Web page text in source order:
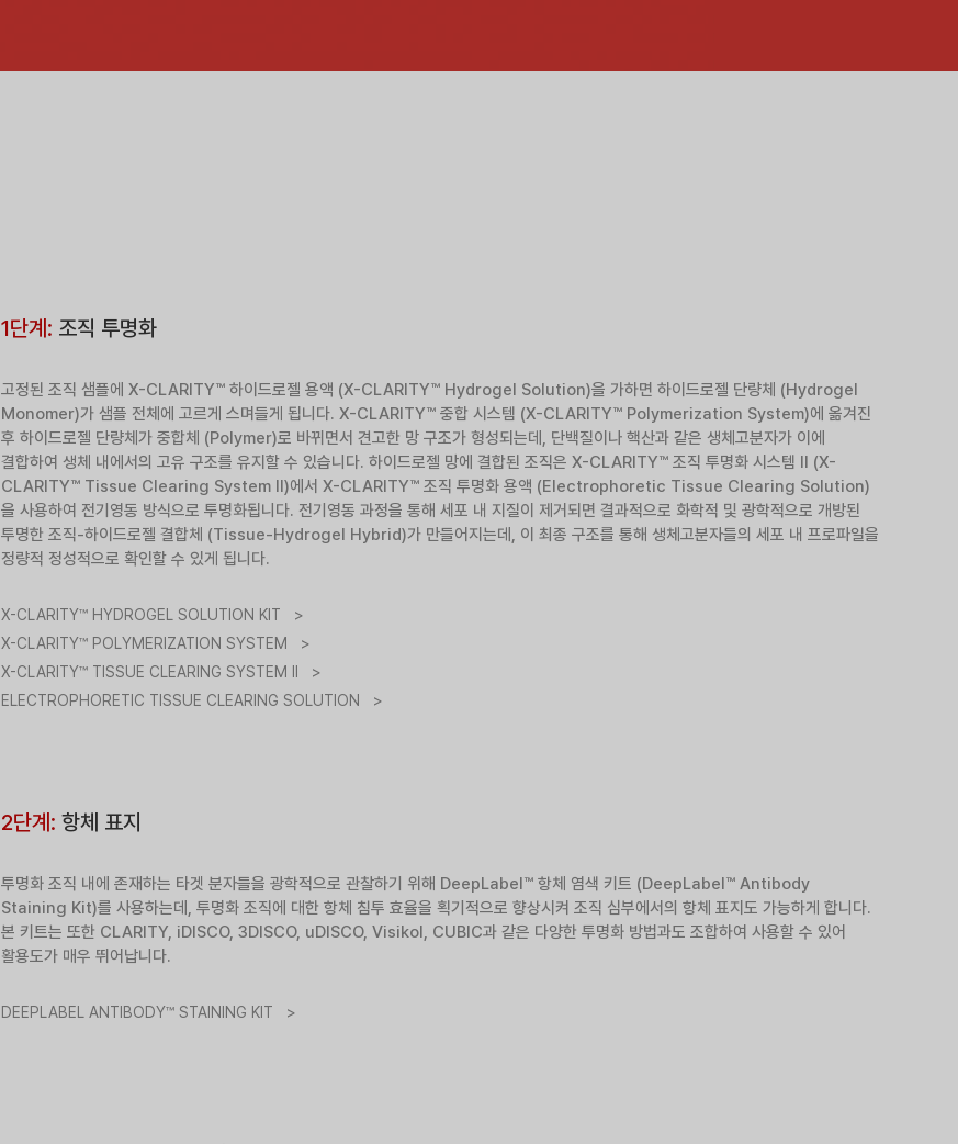
1단계: 조직 투명화
고정된 조직 샘플에 X-CLARITY™ 하이드로젤 용액 (X-CLARITY™ Hydrogel Solution)을 가하면 하이드로젤 단량체 (Hydrogel
Monomer)가 샘플 전체에 고르게 스며들게 됩니다. X-CLARITY™ 중합 시스템 (X-CLARITY™ Polymerization System)에 옮겨진
후 하이드로젤 단량체가 중합체 (Polymer)로 바뀌면서 견고한 망 구조가 형성되는데, 단백질이나 핵산과 같은 생체고분자가 이에
결합하여 생체 내에서의 고유 구조를 유지할 수 있습니다. 하이드로젤 망에 결합된 조직은 X-CLARITY™ 조직 투명화 시스템 II (X-
CLARITY™ Tissue Clearing System II)에서 X-CLARITY™ 조직 투명화 용액 (Electrophoretic Tissue Clearing Solution)
을 사용하여 전기영동 방식으로 투명화됩니다. 전기영동 과정을 통해 세포 내 지질이 제거되면 결과적으로 화학적 및 광학적으로 개방된
투명한 조직-하이드로젤 결합체 (Tissue-Hydrogel Hybrid)가 만들어지는데, 이 최종 구조를 통해 생체고분자들의 세포 내 프로파일을
정량적 정성적으로 확인할 수 있게 됩니다.
X-CLARITY™ HYDROGEL SOLUTION KIT >
X-CLARITY™ POLYMERIZATION SYSTEM >
X-CLARITY™ TISSUE CLEARING SYSTEM II >
ELECTROPHORETIC TISSUE CLEARING SOLUTION >
2단계: 항체 표지
투명화 조직 내에 존재하는 타겟 분자들을 광학적으로 관찰하기 위해 DeepLabel™ 항체 염색 키트 (DeepLabel™ Antibody
Staining Kit)를 사용하는데, 투명화 조직에 대한 항체 침투 효율을 획기적으로 향상시켜 조직 심부에서의 항체 표지도 가능하게 합니다.
본 키트는 또한 CLARITY, iDISCO, 3DISCO, uDISCO, Visikol, CUBIC과 같은 다양한 투명화 방법과도 조합하여 사용할 수 있어
활용도가 매우 뛰어납니다.
DEEPLABEL ANTIBODY™ STAINING KIT >